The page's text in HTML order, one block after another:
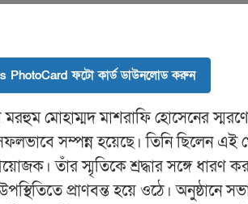
PhotoCard ফটো কার্ড ডাউনলোড করুন
মরহুম মোহাম্মদ মাশরাফি হোসেনের
সম্পন্ন হয়েছে। তিনি ছিলেন এই
তাঁর স্মৃতিকে শ্রদ্ধার সঙ্গে
প্রাণবন্ত হয়ে ওঠে। অনুষ্ঠানে